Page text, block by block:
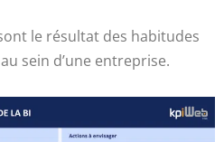
le résultat des habitudes
sein d’une entreprise.